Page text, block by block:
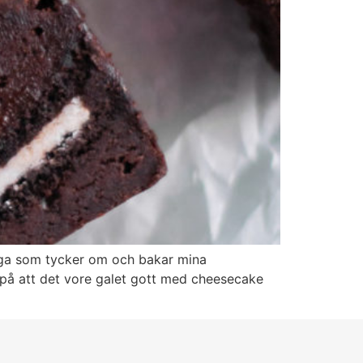
som tycker om och bakar mina
att det vore galet gott med cheesecake